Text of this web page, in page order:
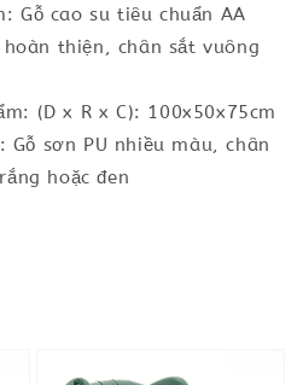
Gỗ cao su tiêu chuẩn AA
thiện, chân sắt vuông
(D x R x C): 100x50x75cm
Gỗ sơn PU nhiều màu, chân
hoặc đen